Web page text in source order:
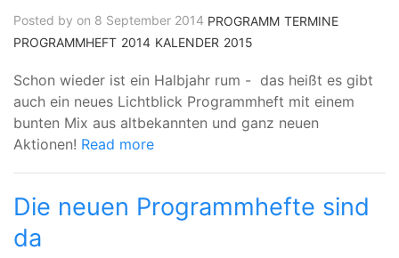
Posted by on 8 September 2014 PROGRAMM TERMINE
PROGRAMMHEFT 2014 KALENDER 2015
Schon wieder ist ein Halbjahr rum - das heißt es gibt
auch ein neues Lichtblick Programmheft mit einem
bunten Mix aus altbekannten und ganz neuen
Aktionen! Read more
Die neuen Programmhefte sind
da